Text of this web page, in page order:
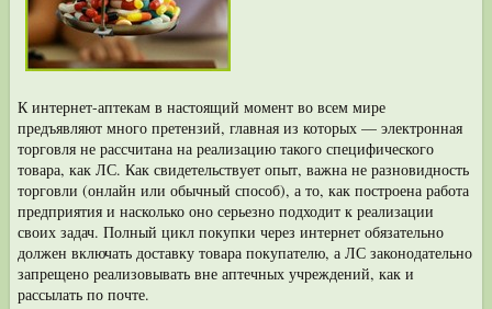
К интернет-аптекам в настоящий момент во всем мире
предъявляют много претензий, главная из которых — электронная
торговля не рассчитана на реали­зацию такого специфического
товара, как ЛС. Как свидетельствует опыт, важна не разновидность
торговли (онлайн или обычный способ), а то, как построена работа
предприятия и насколько оно серьезно подходит к реализации
своих задач. Полный цикл покупки через интернет обязательно
должен включать до­ставку товара покупателю, а ЛС законодательно
запрещено реализовывать вне аптечных учреждений, как и
рассылать по почте.